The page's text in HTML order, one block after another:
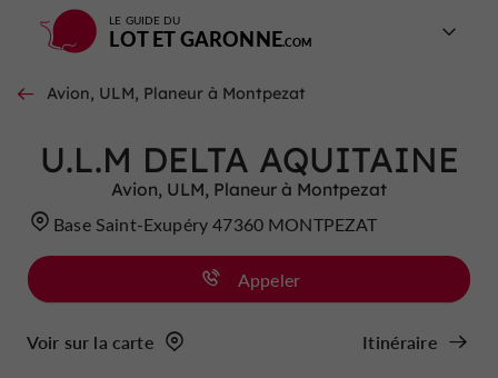
LE GUIDE DU
LOT ET GARONNE
Avion, ULM, Planeur à Montpezat
U.L.M DELTA AQUITAINE
Avion, ULM, Planeur à Montpezat
Base Saint-Exupéry 47360 MONTPEZAT
Appeler
Voir sur la carte Itinéraire